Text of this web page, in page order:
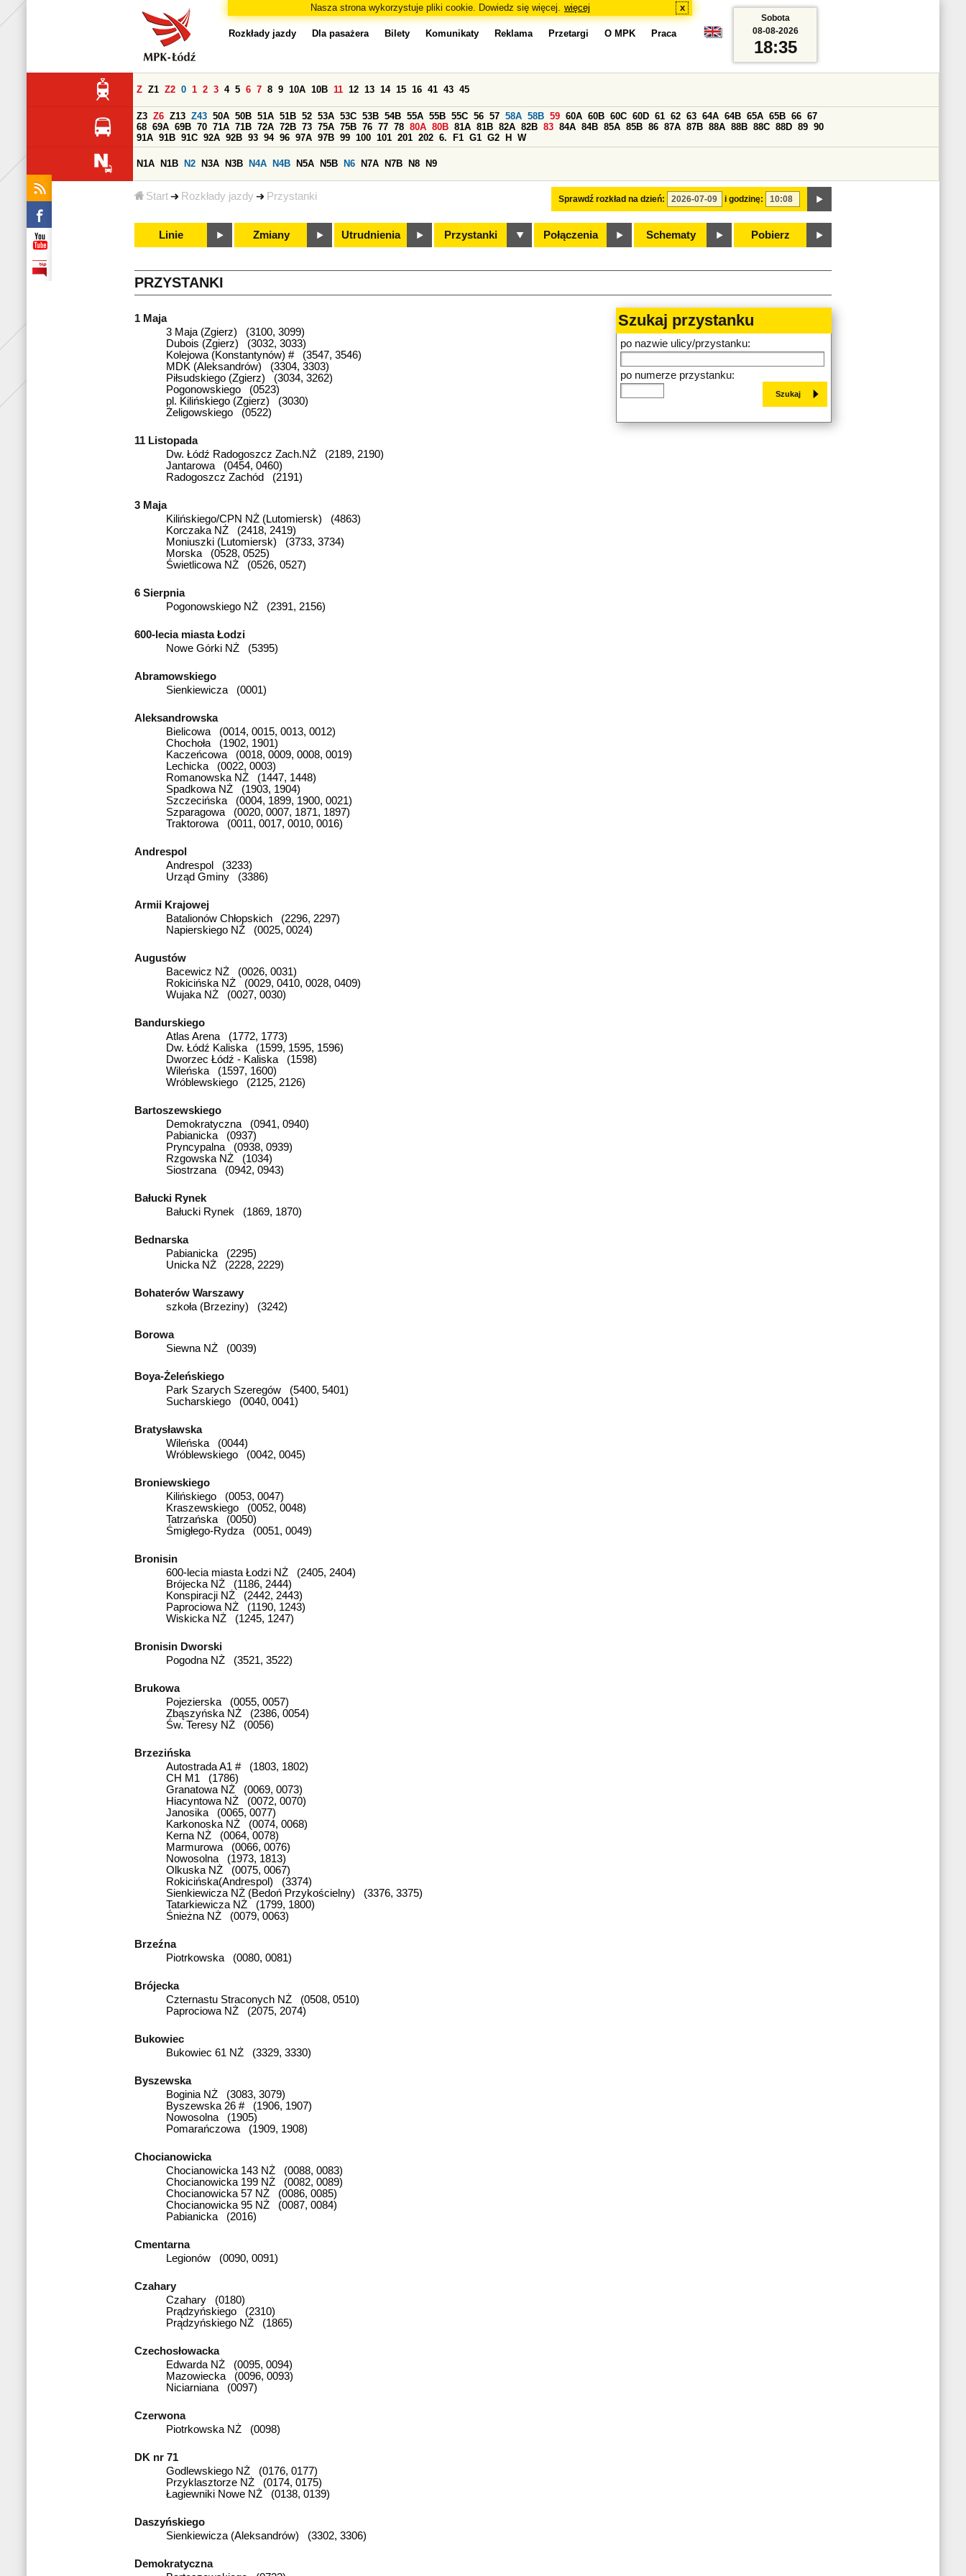
Nasza strona wykorzystuje pliki cookie. Dowiedz się więcej. więcej x
Start Rozkłady jazdy Przystanki
Rozkłady jazdy Dla pasażera Bilety Komunikaty Reklama Przetargi O MPK Praca
Sprawdź rozkład na dzień: i godzinę:
Z Z1 Z2 0 1 2 3 4 5 6 7 8 9 10A 10B 11 12 13 14 15 16 41 43 45
Z3 Z6 Z13 Z43 50A 50B 51A 51B 52 53A 53C 53B 54B 55A 55B 55C 56 57 58A 58B 59 60A 60B 60C 60D 61 62 63 64A 64B 65A 65B 66 67
68 69A 69B 70 71A 71B 72A 72B 73 75A 75B 76 77 78 80A 80B 81A 81B 82A 82B 83 84A 84B 85A 85B 86 87A 87B 88A 88B 88C 88D 89 90
91A 91B 91C 92A 92B 93 94 96 97A 97B 99 100 101 201 202 6. F1 G1 G2 H W
N1A N1B N2 N3A N3B N4A N4B N5A N5B N6 N7A N7B N8 N9
Linie Zmiany Utrudnienia Przystanki Połączenia Schematy Pobierz
Sobota
08-08-2026
18:35
PRZYSTANKI
Szukaj przystanku
po nazwie ulicy/przystanku:
po numerze przystanku:
1 Maja
3 Maja (Zgierz) (3100, 3099)
Dubois (Zgierz) (3032, 3033)
Kolejowa (Konstantynów) # (3547, 3546)
MDK (Aleksandrów) (3304, 3303)
Piłsudskiego (Zgierz) (3034, 3262)
Pogonowskiego (0523)
pl. Kilińskiego (Zgierz) (3030)
Żeligowskiego (0522)
11 Listopada
Dw. Łódź Radogoszcz Zach.NŻ (2189, 2190)
Jantarowa (0454, 0460)
Radogoszcz Zachód (2191)
3 Maja
Kilińskiego/CPN NŻ (Lutomiersk) (4863)
Korczaka NŻ (2418, 2419)
Moniuszki (Lutomiersk) (3733, 3734)
Morska (0528, 0525)
Świetlicowa NŻ (0526, 0527)
6 Sierpnia
Pogonowskiego NŻ (2391, 2156)
600-lecia miasta Łodzi
Nowe Górki NŻ (5395)
Abramowskiego
Sienkiewicza (0001)
Aleksandrowska
Bielicowa (0014, 0015, 0013, 0012)
Chochoła (1902, 1901)
Kaczeńcowa (0018, 0009, 0008, 0019)
Lechicka (0022, 0003)
Romanowska NŻ (1447, 1448)
Spadkowa NŻ (1903, 1904)
Szczecińska (0004, 1899, 1900, 0021)
Szparagowa (0020, 0007, 1871, 1897)
Traktorowa (0011, 0017, 0010, 0016)
Andrespol
Andrespol (3233)
Urząd Gminy (3386)
Armii Krajowej
Batalionów Chłopskich (2296, 2297)
Napierskiego NŻ (0025, 0024)
Augustów
Bacewicz NŻ (0026, 0031)
Rokicińska NŻ (0029, 0410, 0028, 0409)
Wujaka NŻ (0027, 0030)
Bandurskiego
Atlas Arena (1772, 1773)
Dw. Łódź Kaliska (1599, 1595, 1596)
Dworzec Łódź - Kaliska (1598)
Wileńska (1597, 1600)
Wróblewskiego (2125, 2126)
Bartoszewskiego
Demokratyczna (0941, 0940)
Pabianicka (0937)
Pryncypalna (0938, 0939)
Rzgowska NŻ (1034)
Siostrzana (0942, 0943)
Bałucki Rynek
Bałucki Rynek (1869, 1870)
Bednarska
Pabianicka (2295)
Unicka NŻ (2228, 2229)
Bohaterów Warszawy
szkoła (Brzeziny) (3242)
Borowa
Siewna NŻ (0039)
Boya-Żeleńskiego
Park Szarych Szeregów (5400, 5401)
Sucharskiego (0040, 0041)
Bratysławska
Wileńska (0044)
Wróblewskiego (0042, 0045)
Broniewskiego
Kilińskiego (0053, 0047)
Kraszewskiego (0052, 0048)
Tatrzańska (0050)
Śmigłego-Rydza (0051, 0049)
Bronisin
600-lecia miasta Łodzi NŻ (2405, 2404)
Brójecka NŻ (1186, 2444)
Konspiracji NŻ (2442, 2443)
Paprociowa NŻ (1190, 1243)
Wiskicka NŻ (1245, 1247)
Bronisin Dworski
Pogodna NŻ (3521, 3522)
Brukowa
Pojezierska (0055, 0057)
Zbąszyńska NŻ (2386, 0054)
Św. Teresy NŻ (0056)
Brzezińska
Autostrada A1 # (1803, 1802)
CH M1 (1786)
Granatowa NŻ (0069, 0073)
Hiacyntowa NŻ (0072, 0070)
Janosika (0065, 0077)
Karkonoska NŻ (0074, 0068)
Kerna NŻ (0064, 0078)
Marmurowa (0066, 0076)
Nowosolna (1973, 1813)
Olkuska NŻ (0075, 0067)
Rokicińska(Andrespol) (3374)
Sienkiewicza NŻ (Bedoń Przykościelny) (3376, 3375)
Tatarkiewicza NŻ (1799, 1800)
Śnieżna NŻ (0079, 0063)
Brzeźna
Piotrkowska (0080, 0081)
Brójecka
Czternastu Straconych NŻ (0508, 0510)
Paprociowa NŻ (2075, 2074)
Bukowiec
Bukowiec 61 NŻ (3329, 3330)
Byszewska
Boginia NŻ (3083, 3079)
Byszewska 26 # (1906, 1907)
Nowosolna (1905)
Pomarańczowa (1909, 1908)
Chocianowicka
Chocianowicka 143 NŻ (0088, 0083)
Chocianowicka 199 NŻ (0082, 0089)
Chocianowicka 57 NŻ (0086, 0085)
Chocianowicka 95 NŻ (0087, 0084)
Pabianicka (2016)
Cmentarna
Legionów (0090, 0091)
Czahary
Czahary (0180)
Prądzyńskiego (2310)
Prądzyńskiego NŻ (1865)
Czechosłowacka
Edwarda NŻ (0095, 0094)
Mazowiecka (0096, 0093)
Niciarniana (0097)
Czerwona
Piotrkowska NŻ (0098)
DK nr 71
Godlewskiego NŻ (0176, 0177)
Przyklasztorze NŻ (0174, 0175)
Łagiewniki Nowe NŻ (0138, 0139)
Daszyńskiego
Sienkiewicza (Aleksandrów) (3302, 3306)
Demokratyczna